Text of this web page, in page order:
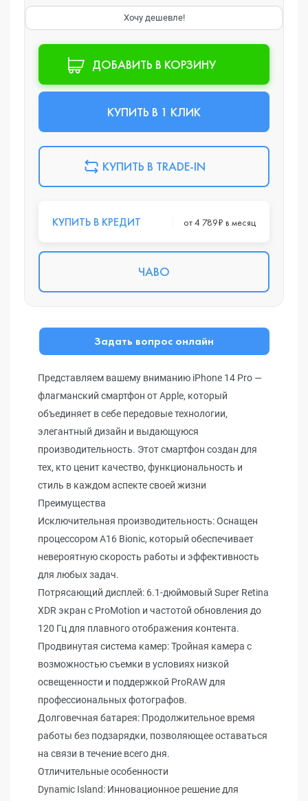
Хочу дешевле!
ДОБАВИТЬ В КОРЗИНУ
КУПИТЬ В 1 КЛИК
КУПИТЬ В TRADE-IN
КУПИТЬ В КРЕДИТ от 4 789₽ в месяц
ЧАВО
Задать вопрос онлайн
Представляем вашему вниманию iPhone 14 Pro —
флагманский смартфон от Apple, который
объединяет в себе передовые технологии,
элегантный дизайн и выдающуюся
производительность. Этот смартфон создан для
тех, кто ценит качество, функциональность и
стиль в каждом аспекте своей жизни
Преимущества
Исключительная производительность: Оснащен
процессором A16 Bionic, который обеспечивает
невероятную скорость работы и эффективность
для любых задач.
Потрясающий дисплей: 6.1-дюймовый Super Retina
XDR экран с ProMotion и частотой обновления до
120 Гц для плавного отображения контента.
Продвинутая система камер: Тройная камера с
возможностью съемки в условиях низкой
освещенности и поддержкой ProRAW для
профессиональных фотографов.
Долговечная батарея: Продолжительное время
работы без подзарядки, позволяющее оставаться
на связи в течение всего дня.
Отличительные особенности
Dynamic Island: Инновационное решение для